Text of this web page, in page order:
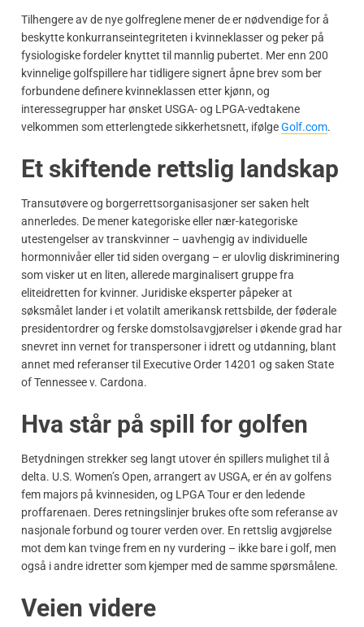
Tilhengere av de nye golfreglene mener de er nødvendige for å
beskytte konkurranseintegriteten i kvinneklasser og peker på
fysiologiske fordeler knyttet til mannlig pubertet. Mer enn 200
kvinnelige golfspillere har tidligere signert åpne brev som ber
forbundene definere kvinneklassen etter kjønn, og
interessegrupper har ønsket USGA- og LPGA-vedtakene
velkommen som etterlengtede sikkerhetsnett, ifølgeGolf.com.
Et skiftende rettslig landskap
Transutøvere og borgerrettsorganisasjoner ser saken helt
annerledes. De mener kategoriske eller nær-kategoriske
utestengelser av transkvinner – uavhengig av individuelle
hormonnivåer eller tid siden overgang – er ulovlig diskriminering
som visker ut en liten, allerede marginalisert gruppe fra
eliteidretten for kvinner. Juridiske eksperter påpeker at
søksmålet lander i et volatilt amerikansk rettsbilde, der føderale
presidentordrer og ferske domstolsavgjørelser i økende grad har
snevret inn vernet for transpersoner i idrett og utdanning, blant
annet med referanser til Executive Order 14201 og saken State
of Tennessee v. Cardona.
Hva står på spill for golfen
Betydningen strekker seg langt utover én spillers mulighet til å
delta. U.S. Women’s Open, arrangert av USGA, er én av golfens
fem majors på kvinnesiden, og LPGA Tour er den ledende
proffarenaen. Deres retningslinjer brukes ofte som referanse av
nasjonale forbund og tourer verden over. En rettslig avgjørelse
mot dem kan tvinge frem en ny vurdering – ikke bare i golf, men
også i andre idretter som kjemper med de samme spørsmålene.
Veien videre